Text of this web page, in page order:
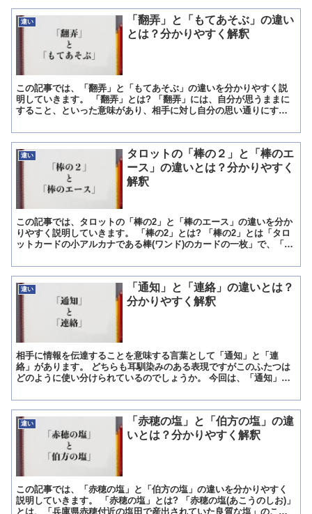
違い
「翻弄」と「もてあそぶ」の違い
とは？分かりやすく解釈
この記事では、「翻弄」と「もてあそぶ」の違いを分かりやすく説
明していきます。 「翻弄」とは? 「翻弄」には、自分が思うままに
すること、といった意味があり、相手に対し自分の思い通りにす
違い
タロットの「棒の２」と「棒のエ
ース」の違いとは？分かりやすく
解釈
この記事では、タロットの「棒の2」と「棒のエース」の違いを分か
りやすく説明していきます。 「棒の2」とは? 「棒の2」とは「タロ
ットカードの小アルカナである棒(ワンド)のカードの一枚」で、「陰
違い
「通知」と「連絡」の違いとは？
分かりやすく解釈
相手に情報を伝達することを意味する言葉として「通知」と「連
絡」があります。 どちらも耳馴染みのある表現ですがこのふたつは
どのように使い分けられているのでしょうか。 今回は、「通知」と
違い
「赤穂の塩」と「伯方の塩」の違
いとは？分かりやすく解釈
この記事では、「赤穂の塩」と「伯方の塩」の違いを分かりやすく
説明していきます。 「赤穂の塩」とは? 「赤穂の塩(あこうのしお)」
とは、「兵庫県赤穂付近の塩田で産出されていた良質な塩」のこと